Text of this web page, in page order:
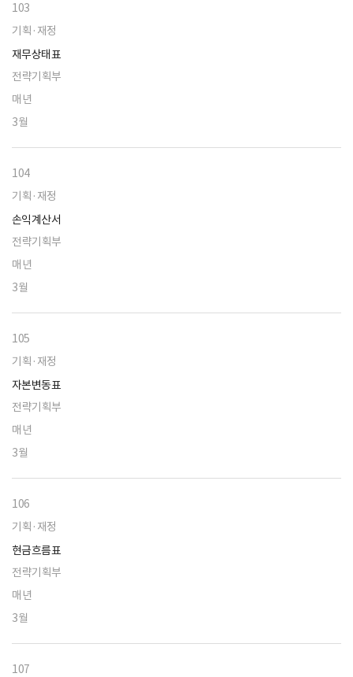
103
기획·재정
재무상태표
전략기획부
매년
3월
104
기획·재정
손익계산서
전략기획부
매년
3월
105
기획·재정
자본변동표
전략기획부
매년
3월
106
기획·재정
현금흐름표
전략기획부
매년
3월
107